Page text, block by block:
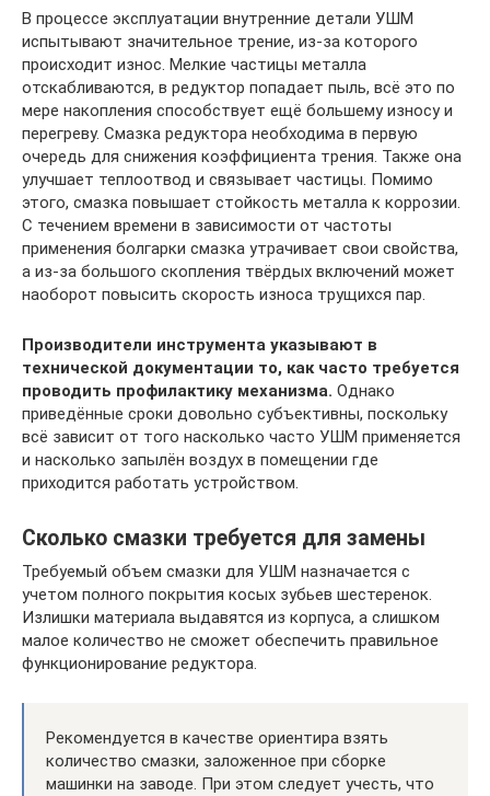
В процессе эксплуатации внутренние детали УШМ
испытывают значительное трение, из-за которого
происходит износ. Мелкие частицы металла
отскабливаются, в редуктор попадает пыль, всё это по
мере накопления способствует ещё большему износу и
перегреву. Смазка редуктора необходима в первую
очередь для снижения коэффициента трения. Также она
улучшает теплоотвод и связывает частицы. Помимо
этого, смазка повышает стойкость металла к коррозии.
С течением времени в зависимости от частоты
применения болгарки смазка утрачивает свои свойства,
а из-за большого скопления твёрдых включений может
наоборот повысить скорость износа трущихся пар.
Производители инструмента указывают в
технической документации то, как часто требуется
проводить профилактику механизма. Однако
приведённые сроки довольно субъективны, поскольку
всё зависит от того насколько часто УШМ применяется
и насколько запылён воздух в помещении где
приходится работать устройством.
Сколько смазки требуется для замены
Требуемый объем смазки для УШМ назначается с
учетом полного покрытия косых зубьев шестеренок.
Излишки материала выдавятся из корпуса, а слишком
малое количество не сможет обеспечить правильное
функционирование редуктора.
Рекомендуется в качестве ориентира взять
количество смазки, заложенное при сборке
машинки на заводе. При этом следует учесть, что